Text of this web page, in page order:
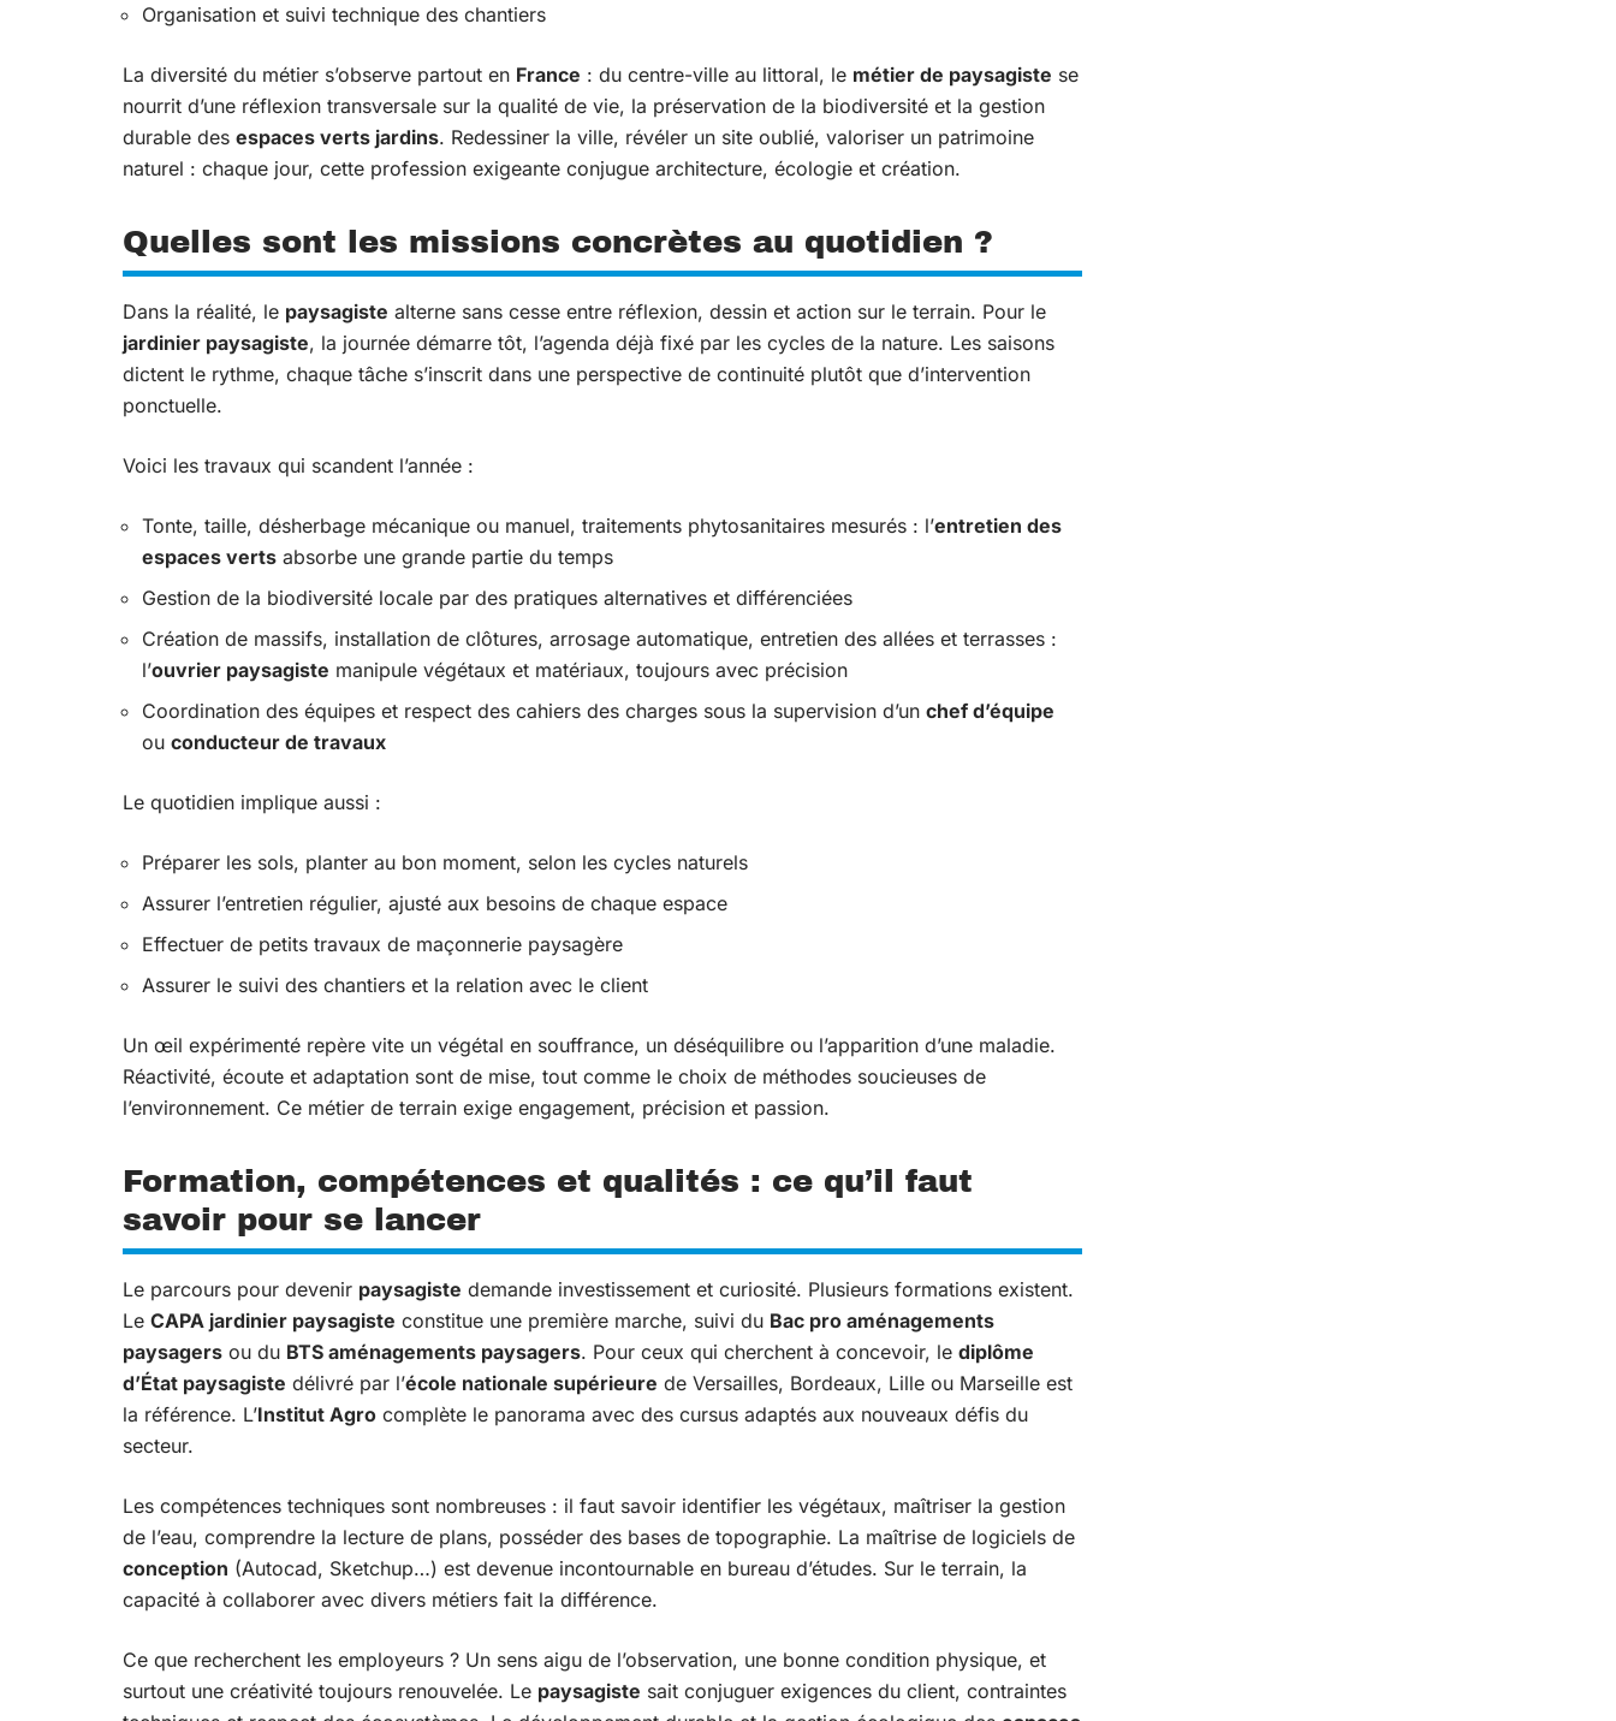
Organisation et suivi technique des chantiers
La diversité du métier s’observe partout en France : du centre-ville au littoral, le métier de paysagiste se
nourrit d’une réflexion transversale sur la qualité de vie, la préservation de la biodiversité et la gestion
durable des espaces verts jardins. Redessiner la ville, révéler un site oublié, valoriser un patrimoine
naturel : chaque jour, cette profession exigeante conjugue architecture, écologie et création.
Quelles sont les missions concrètes au quotidien ?
Dans la réalité, le paysagiste alterne sans cesse entre réflexion, dessin et action sur le terrain. Pour le
jardinier paysagiste, la journée démarre tôt, l’agenda déjà fixé par les cycles de la nature. Les saisons
dictent le rythme, chaque tâche s’inscrit dans une perspective de continuité plutôt que d’intervention
ponctuelle.
Voici les travaux qui scandent l’année :
Tonte, taille, désherbage mécanique ou manuel, traitements phytosanitaires mesurés : l’entretien des
espaces verts absorbe une grande partie du temps
Gestion de la biodiversité locale par des pratiques alternatives et différenciées
Création de massifs, installation de clôtures, arrosage automatique, entretien des allées et terrasses :
l’ouvrier paysagiste manipule végétaux et matériaux, toujours avec précision
Coordination des équipes et respect des cahiers des charges sous la supervision d’un chef d’équipe
ou conducteur de travaux
Le quotidien implique aussi :
Préparer les sols, planter au bon moment, selon les cycles naturels
Assurer l’entretien régulier, ajusté aux besoins de chaque espace
Effectuer de petits travaux de maçonnerie paysagère
Assurer le suivi des chantiers et la relation avec le client
Un œil expérimenté repère vite un végétal en souffrance, un déséquilibre ou l’apparition d’une maladie.
Réactivité, écoute et adaptation sont de mise, tout comme le choix de méthodes soucieuses de
l’environnement. Ce métier de terrain exige engagement, précision et passion.
Formation, compétences et qualités : ce qu’il faut
savoir pour se lancer
Le parcours pour devenir paysagiste demande investissement et curiosité. Plusieurs formations existent.
Le CAPA jardinier paysagiste constitue une première marche, suivi du Bac pro aménagements
paysagers ou du BTS aménagements paysagers. Pour ceux qui cherchent à concevoir, le diplôme
d’État paysagiste délivré par l’école nationale supérieure de Versailles, Bordeaux, Lille ou Marseille est
la référence. L’Institut Agro complète le panorama avec des cursus adaptés aux nouveaux défis du
secteur.
Les compétences techniques sont nombreuses : il faut savoir identifier les végétaux, maîtriser la gestion
de l’eau, comprendre la lecture de plans, posséder des bases de topographie. La maîtrise de logiciels de
conception (Autocad, Sketchup…) est devenue incontournable en bureau d’études. Sur le terrain, la
capacité à collaborer avec divers métiers fait la différence.
Ce que recherchent les employeurs ? Un sens aigu de l’observation, une bonne condition physique, et
surtout une créativité toujours renouvelée. Le paysagiste sait conjuguer exigences du client, contraintes